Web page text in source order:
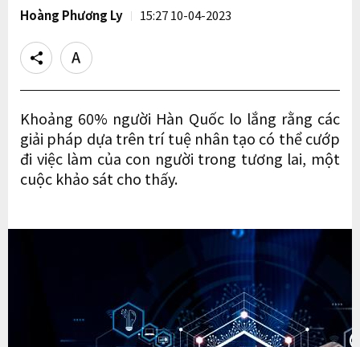
Hoàng Phương Ly 15:27 10-04-2023
Share
Text
size
Khoảng 60% người Hàn Quốc lo lắng rằng các
giải pháp dựa trên trí tuệ nhân tạo có thể cướp
đi việc làm của con người trong tương lai, một
cuộc khảo sát cho thấy.